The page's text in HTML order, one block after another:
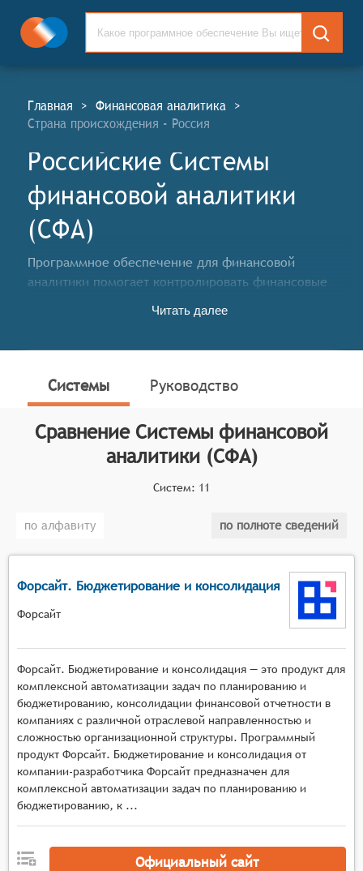
Главная > Финансовая аналитика >
Страна происхождения - Россия
Российские Системы
финансовой аналитики
(СФА)
Программное обеспечение для финансовой
аналитики помогает контролировать финансовые
различных наборов данных, а также построения
Классификатор программных продуктов Соваре
определяет конкретные функциональные критерии
для систем. тобы претендовать на включение в
категорию сервисов и систем финансовой аналитики
программный продукт должен:
Позволять использовать стандартные учётные
метрики и ключевые показатели
Иметь функции определения, управления
иерархией и создания отчётов;
Детализировать сведения о любой финансовой
операции;
Предоставлять отчёты внешним пользователям
и управлять правами доступа.
Читать далее
Системы Руководство
Сравнение Системы финансовой
аналитики (СФА)
Систем: 11
по алфавиту по полноте сведений
Форсайт. Бюджетирование и консолидация
Форсайт
Форсайт. Бюджетирование и консолидация — это продукт для
комплексной автоматизации задач по планированию и
бюджетированию, консолидации финансовой отчетности в
компаниях с различной отраслевой направленностью и
сложностью организационной структуры. Программный
продукт Форсайт. Бюджетирование и консолидация от
компании-разработчика Форсайт предназначен для
комплексной автоматизации задач по планированию и
бюджетированию, к ...
Официальный сайт